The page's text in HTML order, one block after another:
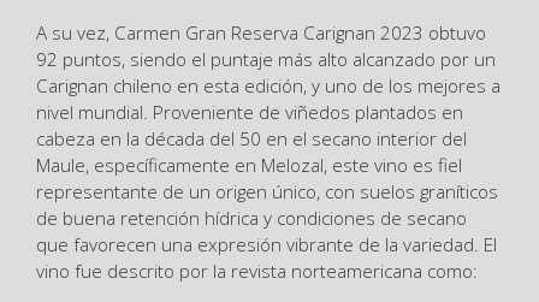
A su vez, Carmen Gran Reserva Carignan 2023 obtuvo
92 puntos, siendo el puntaje más alto alcanzado por un
Carignan chileno en esta edición, y uno de los mejores a
nivel mundial. Proveniente de viñedos plantados en
cabeza en la década del 50 en el secano interior del
Maule, específicamente en Melozal, este vino es fiel
representante de un origen único, con suelos graníticos
de buena retención hídrica y condiciones de secano
que favorecen una expresión vibrante de la variedad. El
vino fue descrito por la revista norteamericana como: